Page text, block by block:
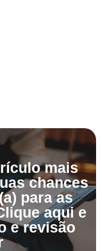
mais
chances
para as
aqui e
e revisão